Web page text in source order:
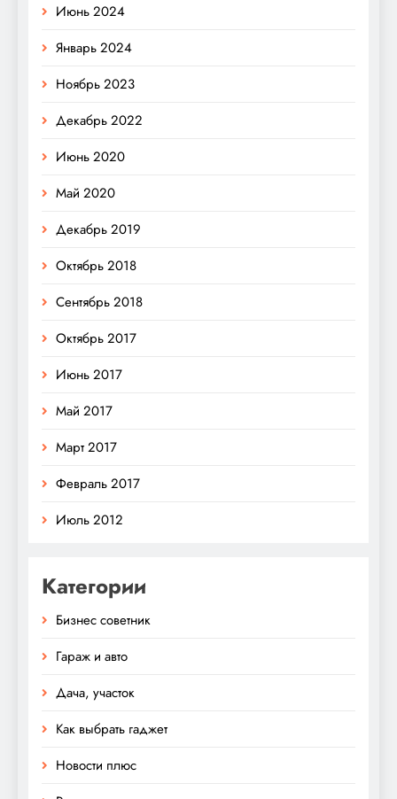
Июнь 2024
Январь 2024
Ноябрь 2023
Декабрь 2022
Июнь 2020
Май 2020
Декабрь 2019
Октябрь 2018
Сентябрь 2018
Октябрь 2017
Июнь 2017
Май 2017
Март 2017
Февраль 2017
Июль 2012
Категории
Бизнес советник
Гараж и авто
Дача, участок
Как выбрать гаджет
Новости плюс